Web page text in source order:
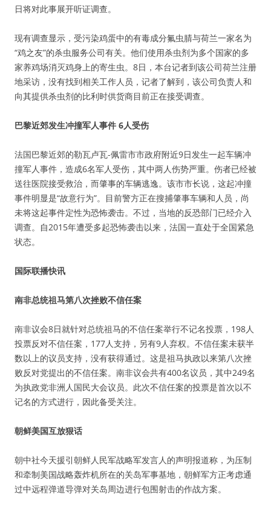
日将对此事展开听证调查。
现有调查显示，受污染鸡蛋中的有毒成分氟虫腈与荷兰一家名为
“鸡之友”的杀虫服务公司有关。他们使用杀虫剂为多个国家的多
家养鸡场消灭鸡身上的寄生虫。8日，本台记者到该公司荷兰注册
地采访，没有找到相关工作人员，记者了解到，该公司负责人和
向其提供杀虫剂的比利时供货商目前正在接受调查。
巴黎近郊发生冲撞军人事件 6人受伤
法国巴黎近郊的勒瓦卢瓦-佩雷市市政府附近9日发生一起车辆冲
撞军人事件，造成6名军人受伤，其中两人伤势严重。伤者已经被
送往医院接受救治，而肇事的车辆逃逸。该市市长说，这起冲撞
事件明显是“故意行为”。目前警方正在搜捕肇事车辆和人员，尚
未将这起事件定性为恐怖袭击。不过，当地的反恐部门已经介入
调查。自2015年遭受多起恐怖袭击以来，法国一直处于全国紧急
状态。
国际联播快讯
南非总统祖马第八次挫败不信任案
南非议会8日就针对总统祖马的不信任案举行不记名投票，198人
投票反对不信任案，177人支持，另有9人弃权。不信任案未获半
数以上的议员支持，没有获得通过。这是祖马执政以来第八次挫
败反对党提出的不信任案。南非议会共有400名议员，其中249名
为执政党非洲人国民大会议员。此次不信任案的投票是首次以不
记名的方式进行，因此备受关注。
朝鲜美国互放狠话
朝中社今天援引朝鲜人民军战略军发言人的声明报道称，为压制
和牵制美国战略轰炸机所在的关岛军事基地，朝鲜军方正考虑通
过中远程弹道导弹对关岛周边进行包围射击的作战方案。